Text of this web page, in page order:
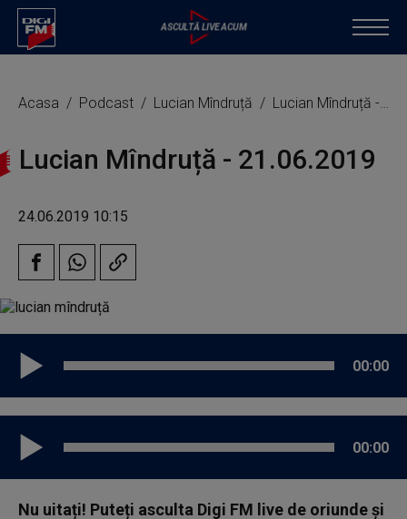
Acasa Podcast Lucian Mîndruță Lucian Mîndruță - 21.06.2019
Lucian Mîndruță - 21.06.2019
24.06.2019 10:15
00:00
00:00
Nu uitați! Puteți asculta Digi FM live de oriunde și